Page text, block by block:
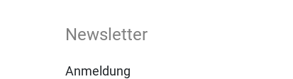
Newsletter
Anmeldung